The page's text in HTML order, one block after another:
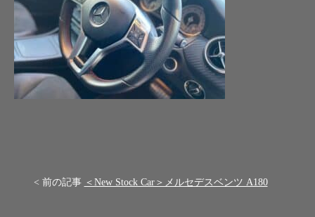
< 前の記事 ＜New Stock Car＞メルセデスベンツ A180